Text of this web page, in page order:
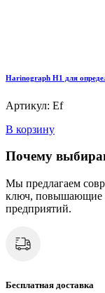
Harinograph Н1 для
Артикул: Ef
В корзину
Почему
Мы предлагаем
ключ, повышающие
предприятий.
Бесплатная доставка